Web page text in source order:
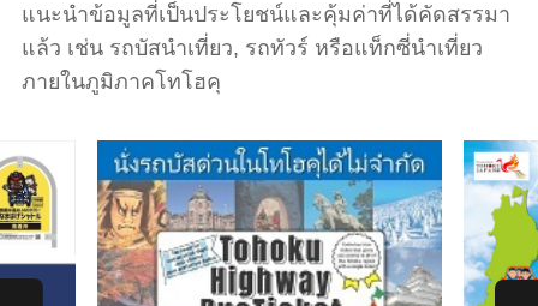
แนะนำข้อมูลที่เป็นประโยชน์และคุ้มค่าที่ได้คัดสรรมา
แล้ว เช่น รถบัสนำเที่ยว, รถทัวร์ หรือแท็กซี่นำเที่ยว
ภายในภูมิภาคโทโฮคุ